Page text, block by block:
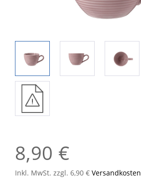
8,90 €
Inkl. MwSt. zzgl. 6,90 € Versandkosten